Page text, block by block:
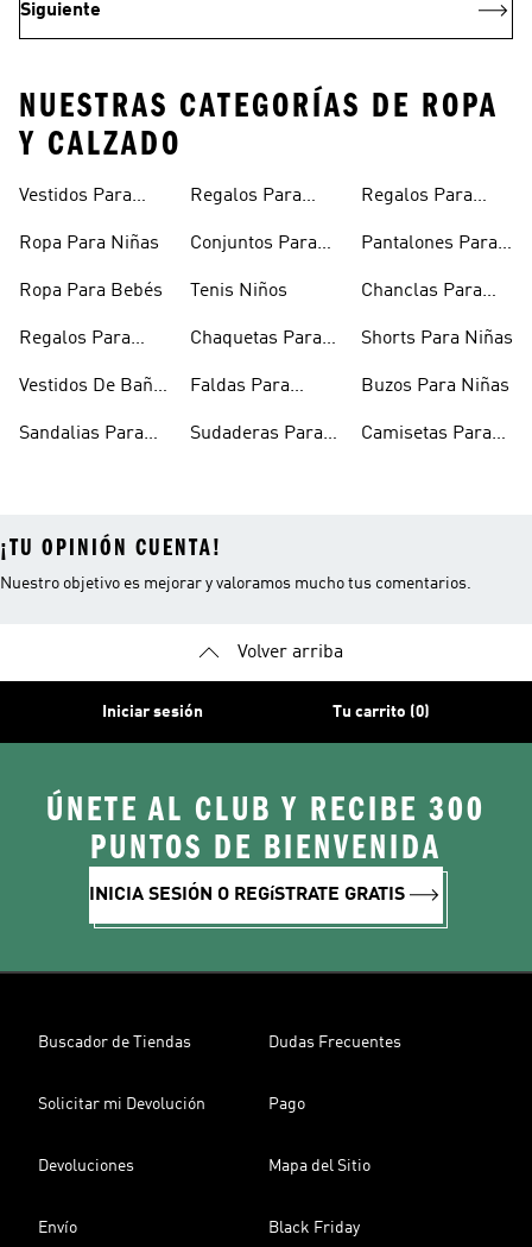
Siguiente
NUESTRAS CATEGORÍAS DE ROPA
Y CALZADO
Vestidos Para
Ropa Para Niñas
Ropa Para Bebés
Regalos Para
Vestidos De Baño
Sandalias Para
Regalos Para
Conjuntos Para
Tenis Niños
Chaquetas Para
Faldas Para
Sudaderas Para
Regalos Para
Pantalones Para
Chanclas Para
Shorts Para Niñas
Buzos Para Niñas
Camisetas Para
¡TU OPINIÓN CUENTA!
Nuestro objetivo es mejorar y valoramos mucho tus comentarios.
Volver arriba
Iniciar sesión Tu carrito (0)
ÚNETE AL CLUB Y RECIBE 300
PUNTOS DE BIENVENIDA
INICIA SESIÓN O REGíSTRATE GRATIS
Buscador de Tiendas Dudas Frecuentes
Solicitar mi Devolución Pago
Devoluciones Mapa del Sitio
Envío Black Friday